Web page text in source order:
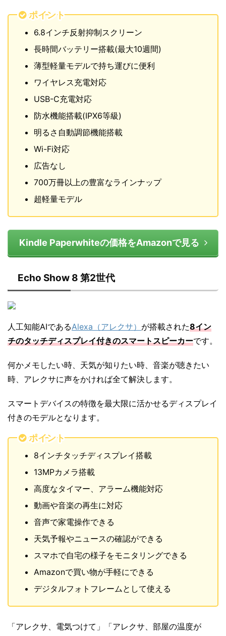
ポイント
6.8インチ反射抑制スクリーン
長時間バッテリー搭載(最大10週間)
薄型軽量モデルで持ち運びに便利
ワイヤレス充電対応
USB-C充電対応
防水機能搭載(IPX6等級)
明るさ自動調節機能搭載
Wi-Fi対応
広告なし
700万冊以上の豊富なラインナップ
超軽量モデル
Kindle Paperwhiteの価格をAmazonで見る
Echo Show 8 第2世代
人工知能AIであるAlexa（アレクサ） が搭載された8イン
チのタッチディスプレイ付きのスマートスピーカーです。
何かメモしたい時、天気が知りたい時、音楽が聴きたい
時、アレクサに声をかければ全て解決します。
スマートデバイスの特徴を最大限に活かせるディスプレイ
付きのモデルとなります。
ポイント
8インチタッチディスプレイ搭載
13MPカメラ搭載
高度なタイマー、アラーム機能対応
動画や音楽の再生に対応
音声で家電操作できる
天気予報やニュースの確認ができる
スマホで自宅の様子をモニタリングできる
Amazonで買い物が手軽にできる
デジタルフォトフレームとして使える
「アレクサ、電気つけて」「アレクサ、部屋の温度が